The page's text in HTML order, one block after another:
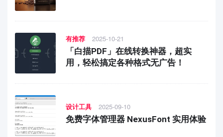
有推荐 2025-10-21
「白描PDF」在线转换神器，超实
用，轻松搞定各种格式无广告！
设计工具 2025-09-10
免费字体管理器 NexusFont 实用体验